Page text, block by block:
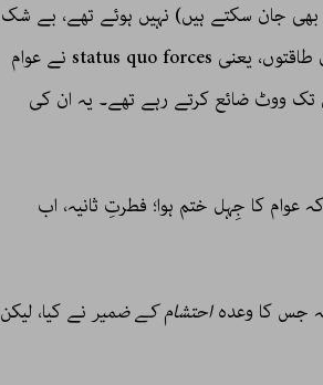
بھی جان سکتے ہیں) نہیں ہوئے تھے، بے شک
ان کی شجاع وصفی کے چرچے رہے، تو اس وقت کی جمودی طاقتوں، یعنی status quo forces نے عوام
اور رات چو گنا جاہل رکھا ہوا تھا؛ وہ عوام 22 برس تک ووٹ ضائع کرتے رہے تھے۔ یہ ان کی
کا جِہل ختم ہوا؛ فطرتِ ثانیہ، اب
کہ جس کا وعدہاحتشام کے ضمیر نے کیا، لیکن